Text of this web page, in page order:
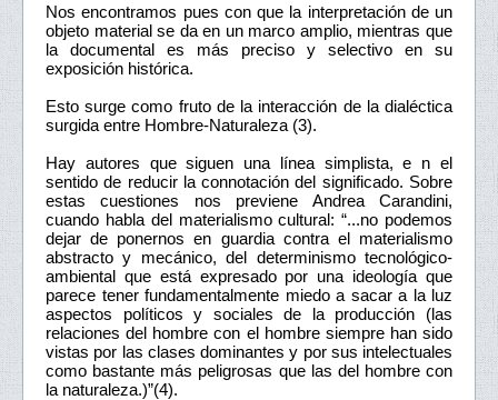
Nos encontramos pues con que la interpretación de un
objeto material se da en un marco amplio, mientras que
la documental es más preciso y selectivo en su
exposición histórica.
Esto surge como fruto de la interacción de la dialéctica
surgida entre Hombre-Naturaleza (3).
Hay autores que siguen una línea simplista, e n el
sentido de reducir la connotación del significado. Sobre
estas cuestiones nos previene Andrea Carandini,
cuando habla del materialismo cultural: “...no podemos
dejar de ponernos en guardia contra el materialismo
abstracto y mecánico, del determinismo tecnológico-
ambiental que está expresado por una ideología que
parece tener fundamentalmente miedo a sacar a la luz
aspectos políticos y sociales de la producción (las
relaciones del hombre con el hombre siempre han sido
vistas por las clases dominantes y por sus intelectuales
como bastante más peligrosas que las del hombre con
la naturaleza.)”(4).